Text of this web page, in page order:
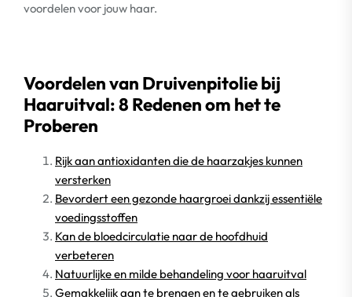
voordelen voor jouw haar.
Voordelen van Druivenpitolie bij
Haaruitval: 8 Redenen om het te
Proberen
Rijk aan antioxidanten die de haarzakjes kunnen
versterken
Bevordert een gezonde haargroei dankzij essentiële
voedingsstoffen
Kan de bloedcirculatie naar de hoofdhuid
verbeteren
Natuurlijke en milde behandeling voor haaruitval
Gemakkelijk aan te brengen en te gebruiken als